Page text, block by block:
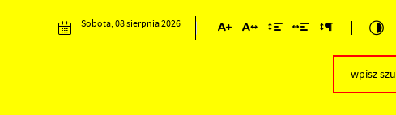
Sobota, 08 sierpnia 2026